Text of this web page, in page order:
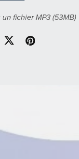
fichier MP3 (53MB)